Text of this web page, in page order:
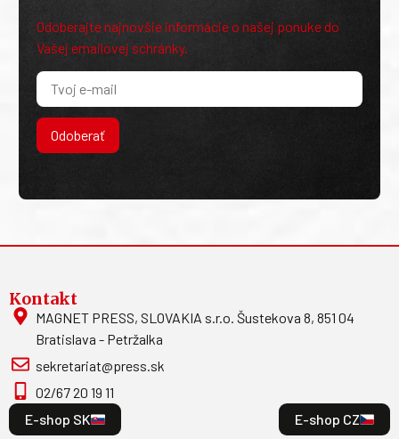
Odoberajte najnovšie informácie o našej ponuke do
Vašej emailovej schránky.
Odoberať
Kontakt
MAGNET PRESS, SLOVAKIA s.r.o. Šustekova 8, 851 04
Bratislava - Petržalka
sekretariat@press.sk
02/67 20 19 11
E-shop SK
E-shop CZ